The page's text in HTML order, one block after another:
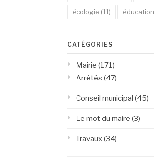
écologie (11) éducation
CATÉGORIES
Mairie (171)
Arrêtés (47)
Conseil municipal (45)
Le mot du maire (3)
Travaux(34)